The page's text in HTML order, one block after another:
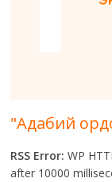
"Адабий
RSS Error: WP
after 10000